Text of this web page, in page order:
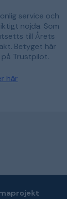
service och
nöjda. Som
till Årets
Betyget här
Trustpilot.
här